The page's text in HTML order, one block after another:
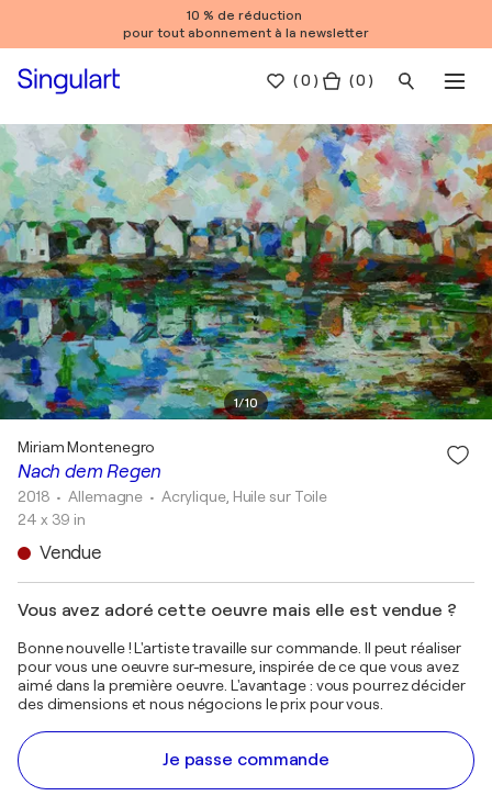
10 % de réduction
pour tout abonnement à la newsletter
(0 ) ( 0 )
1/10
Nach dem Regen
Miriam Montenegro
2018 • Allemagne • Acrylique, Huile sur Toile
24 x 39 in
Vendue
Vous avez adoré cette oeuvre mais elle est vendue ?
Bonne nouvelle ! L'artiste travaille sur commande. Il peut réaliser
pour vous une oeuvre sur-mesure, inspirée de ce que vous avez
aimé dans la première oeuvre. L'avantage : vous pourrez décider
des dimensions et nous négocions le prix pour vous.
Je passe commande